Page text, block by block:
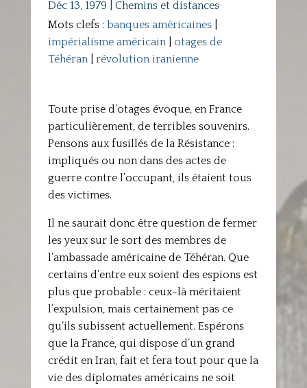
Déc 13, 1979
Chemins et distances
Mots clefs : banques américaines|
impérialisme américain| otages de
Téhéran| révolution iranienne
Toute prise d’otages évoque, en France
particulièrement, de terribles souvenirs.
Pensons aux fusillés de la Résistance :
impliqués ou non dans des actes de
guerre contre l’occupant, ils étaient tous
des victimes.
Il ne saurait donc être question de fermer
les yeux sur le sort des membres de
l’ambassade américaine de Téhéran. Que
certains d’entre eux soient des espions est
plus que probable : ceux-là méritaient
l’expulsion, mais certainement pas ce
qu’ils subissent actuellement. Espérons
que la France, qui dispose d’un grand
crédit en Iran, fait et fera tout pour que la
vie des diplomates américains ne soit